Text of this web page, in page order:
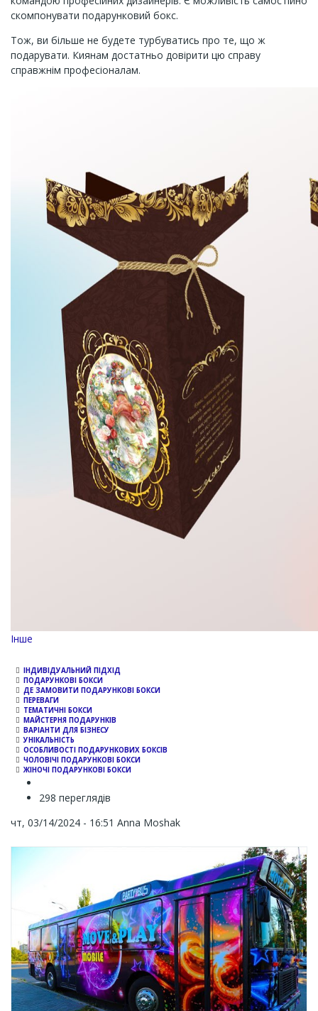
скомпонувати подарунковий бокс.
Тож, ви більше не будете турбуватись про те, що ж
подарувати. Киянам достатньо довірити цю справу
справжнім професіоналам.
Channel
Інше
ІНДИВІДУАЛЬНИЙ ПІДХІД
ПОДАРУНКОВІ БОКСИ
ДЕ ЗАМОВИТИ ПОДАРУНКОВІ БОКСИ
ПЕРЕВАГИ
ТЕМАТИЧНІ БОКСИ
МАЙСТЕРНЯ ПОДАРУНКІВ
ВАРІАНТИ ДЛЯ БІЗНЕСУ
УНІКАЛЬНІСТЬ
ОСОБЛИВОСТІ ПОДАРУНКОВИХ БОКСІВ
ЧОЛОВІЧІ ПОДАРУНКОВІ БОКСИ
ЖІНОЧІ ПОДАРУНКОВІ БОКСИ
298 переглядів
чт, 03/14/2024 - 16:51 Anna Moshak